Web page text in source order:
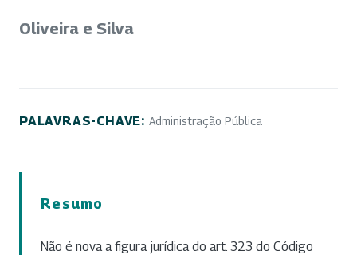
Oliveira e Silva
PALAVRAS-CHAVE: Administração Pública
Resumo
Não é nova a figura jurídica do art. 323 do Código